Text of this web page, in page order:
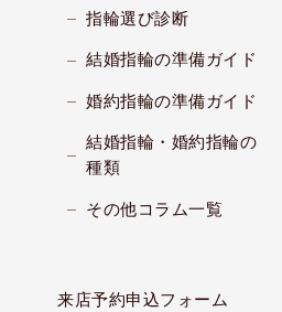
指輪選び診断
結婚指輪の準備ガイド
婚約指輪の準備ガイド
結婚指輪・婚約指輪の
種類
その他コラム一覧
来店予約申込フォーム